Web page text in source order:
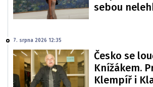
sebou
7. srpna 2026 12:35
Česko se
Knížákem.
Klempíř i